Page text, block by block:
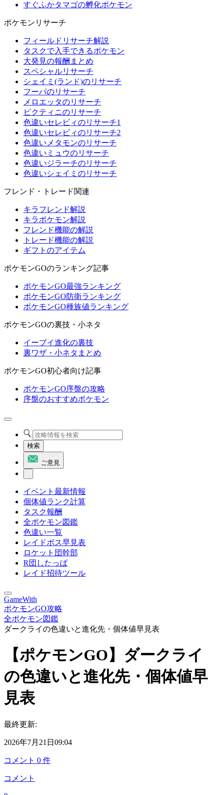
すぐふかタマゴの孵化ポケモン
ポケモンリサーチ
フィールドリサーチ解説
タスクで入手できるポケモン
大発見の報酬まとめ
スペシャルリサーチ
シェイミ(ランド)のリサーチ
フーパのリサーチ
メロエッタのリサーチ
ビクティニのリサーチ
色違いセレビィのリサーチ1
色違いセレビィのリサーチ2
色違いメタモンのリサーチ
色違いミュウのリサーチ
色違いジラーチのリサーチ
色違いシェイミのリサーチ
フレンド・トレード関連
キラフレンド解説
キラポケモン解説
フレンド機能の解説
トレード機能の解説
ギフトのアイテム
ポケモンGOのランキング記事
ポケモンGO最強ランキング
ポケモンGO防衛ランキング
ポケモンGO種族値ランキング
ポケモンGOの裏技・小ネタ
イーブイ進化の裏技
裏ワザ・小ネタまとめ
ポケモンGO初心者向け記事
ポケモンGO序盤の攻略
序盤のおすすめポケモン
検索
ご意見
イベント最新情報
個体値ランク計算
タスク報酬
全ポケモン図鑑
色違い一覧
レイドボス早見表
ロケット団幹部
R団したっぱ
レイド招待ツール
GameWith
ポケモンGO攻略
全ポケモン図鑑
ダークライの色違いと進化先・個体値早見表
【ポケモンGO】ダークライ
の色違いと進化先・個体値早
見表
最終更新:
2026年7月21日09:04
コメント 0 件
コメント